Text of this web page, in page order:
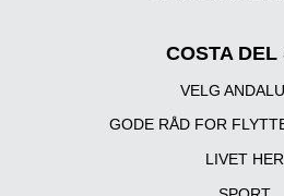
COSTA DEL
VELG
GODE RÅD FOR
LIVET HER